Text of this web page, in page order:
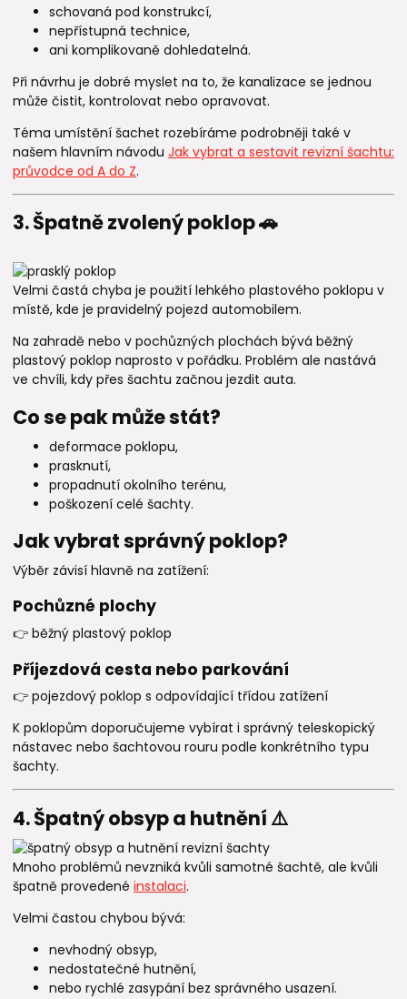
schovaná pod konstrukcí,
nepřístupná technice,
ani komplikovaně dohledatelná.
Při návrhu je dobré myslet na to, že kanalizace se jednou
může čistit, kontrolovat nebo opravovat.
Téma umístění šachet rozebíráme podrobněji také v
našem hlavním návodu Jak vybrat a sestavit revizní šachtu:
průvodce od A do Z.
3. Špatně zvolený poklop 🚗
Velmi častá chyba je použití lehkého plastového poklopu v
místě, kde je pravidelný pojezd automobilem.
Na zahradě nebo v pochůzných plochách bývá běžný
plastový poklop naprosto v pořádku. Problém ale nastává
ve chvíli, kdy přes šachtu začnou jezdit auta.
Co se pak může stát?
deformace poklopu,
prasknutí,
propadnutí okolního terénu,
poškození celé šachty.
Jak vybrat správný poklop?
Výběr závisí hlavně na zatížení:
Pochůzné plochy
👉 běžný plastový poklop
Příjezdová cesta nebo parkování
👉 pojezdový poklop s odpovídající třídou zatížení
K poklopům doporučujeme vybírat i správný teleskopický
nástavec nebo šachtovou rouru podle konkrétního typu
šachty.
4. Špatný obsyp a hutnění ⚠️
Mnoho problémů nevzniká kvůli samotné šachtě, ale kvůli
špatně provedené instalaci.
Velmi častou chybou bývá:
nevhodný obsyp,
nedostatečné hutnění,
nebo rychlé zasypání bez správného usazení.